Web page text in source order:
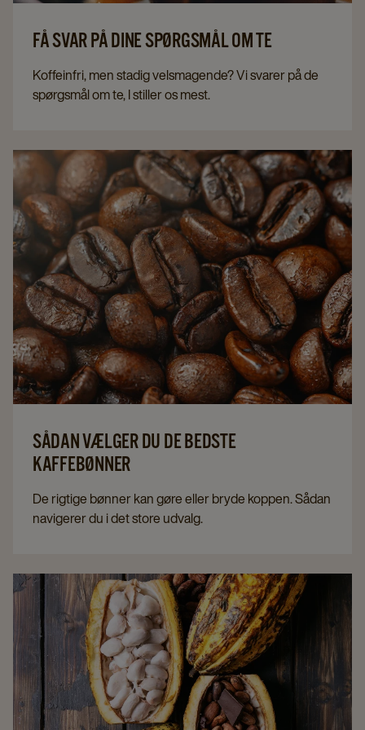
FÅ SVAR PÅ DINE SPØRGSMÅL OM TE
Koffeinfri, men stadig velsmagende? Vi svarer på de
spørgsmål om te, I stiller os mest.
SÅDAN VÆLGER DU DE BEDSTE
KAFFEBØNNER
De rigtige bønner kan gøre eller bryde koppen. Sådan
navigerer du i det store udvalg.